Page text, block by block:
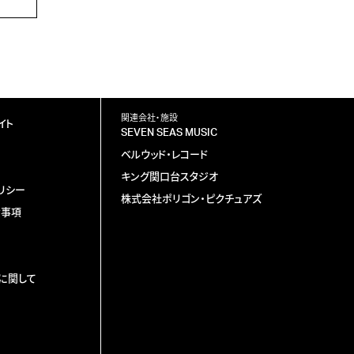
ト
シー
項
関して
関連会社・施設
SEVEN SEAS MUSIC
ベルウッド・レコード
キング関口台スタジオ
株式会社ポリゴン・ピクチュアズ